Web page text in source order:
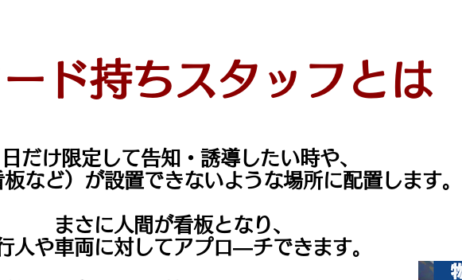
ド持ちスタッフとは
だけ限定して告知・誘導したい時や、
など）が設置できないような場所に配置します。
まさに人間が看板となり、
人や車両に対してアプロ―チできます。